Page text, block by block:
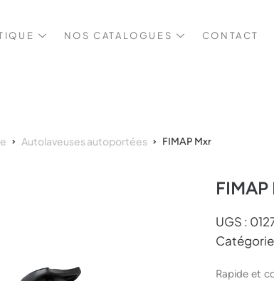
NOS CATALOGUES CONTACT
Autolaveuses autoportées FIMAP Mxr
FIMAP
UGS :
Catégorie
Rapide et